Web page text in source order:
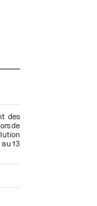
des
de
13